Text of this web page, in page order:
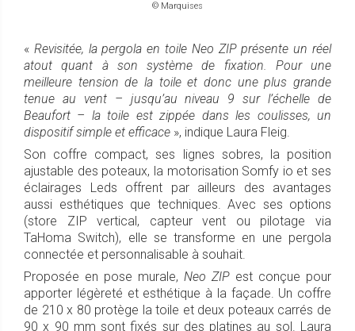
© Marquises
« Revisitée, la pergola en toile Neo ZIP présente un réel
atout quant à son système de fixation. Pour une
meilleure tension de la toile et donc une plus grande
tenue au vent – jusqu’au niveau 9 sur l’échelle de
Beaufort – la toile est zippée dans les coulisses, un
dispositif simple et efficace », indique Laura Fleig.
Son coffre compact, ses lignes sobres, la position
ajustable des poteaux, la motorisation Somfy io et ses
éclairages Leds offrent par ailleurs des avantages
aussi esthétiques que techniques. Avec ses options
(store ZIP vertical, capteur vent ou pilotage via
TaHoma Switch), elle se transforme en une pergola
connectée et personnalisable à souhait.
Proposée en pose murale, Neo ZIP est conçue pour
apporter légèreté et esthétique à la façade. Un coffre
de 210 x 80 protège la toile et deux poteaux carrés de
90 x 90 mm sont fixés sur des platines au sol. Laura